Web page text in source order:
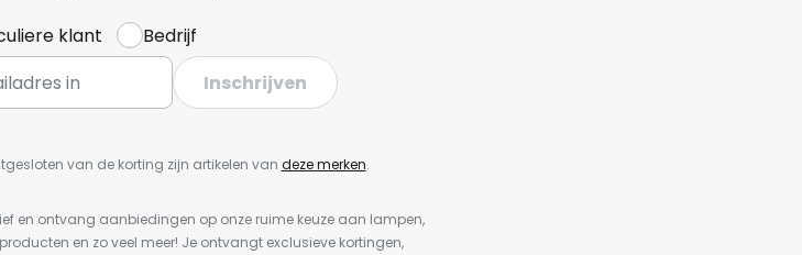
klant
Bedrijf
Inschrijven
van de korting zijn artikelen van deze merken.
en ontvang aanbiedingen op onze ruime keuze aan lampen,
en zo veel meer! Je ontvangt exclusieve kortingen,